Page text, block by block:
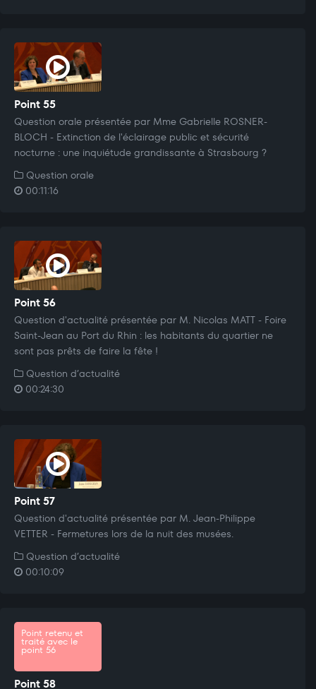
Point 55
Question orale présentée par Mme Gabrielle ROSNER-
BLOCH - Extinction de l'éclairage public et sécurité
nocturne : une inquiétude grandissante à Strasbourg ?
Question orale
00:11:16
Point 56
Question d'actualité présentée par M. Nicolas MATT - Foire
Saint-Jean au Port du Rhin : les habitants du quartier ne
sont pas prêts de faire la fête !
Question d’actualité
00:24:30
Point 57
Question d'actualité présentée par M. Jean-Philippe
VETTER - Fermetures lors de la nuit des musées.
Question d’actualité
00:10:09
Point retenu et
traité avec le
point 56
Point 58